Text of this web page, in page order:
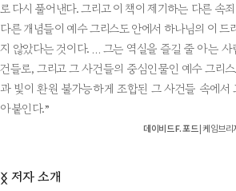
로 다시 풀어낸다. 그리고 이 책이 제기하는 다른 속
다른 개념들이 예수 그리스도 안에서 하나님의 이 드
지 않았다는 것이다. … 그는 역설을 즐길 줄 아는 사
건들로, 그리고 그 사건들의 중심인물인 예수 그리
과 빛이 환원 불가능하게 조합된 그 사건들 속에
아붙인다.”
데이비드 F. 포드| 케임브
ᛝ 저자 소개